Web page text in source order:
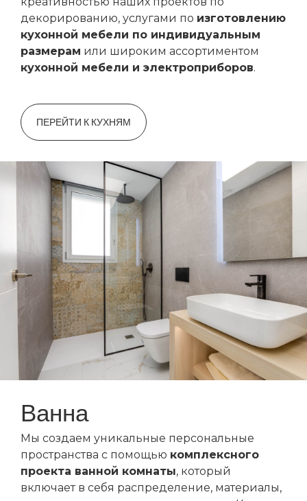
декорированию, услугами по изготовлению
кухонной мебели по индивидуальным
размерам или широким ассортиментом
кухонной мебели и электроприборов.
ПЕРЕЙТИ К КУХНЯМ
Ванна
Мы создаем уникальные персональные
пространства с помощью комплексного
проекта ванной комнаты, который
включает в себя распределение, материалы,